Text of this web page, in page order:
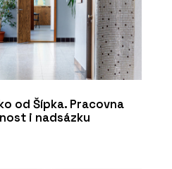
od Šípka. Pracovna
i nadsázku